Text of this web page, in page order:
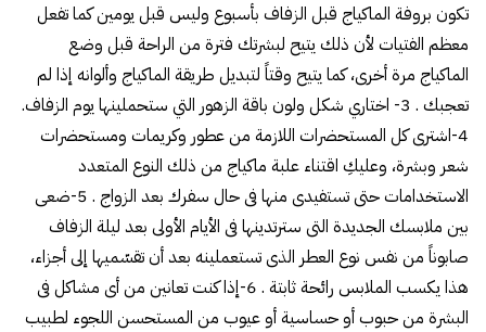
تكون بروفة الماكياج قبل الزفاف بأسبوع وليس قبل يومين كما تفعل
معظم الفتيات لأن ذلك يتيح لبشرتك فترة من الراحة قبل وضع
الماكياج مرة أخرى، كما يتيح وقتاً لتبديل طريقة الماكياج وألوانه إذا لم
تعجبك . 3- اختاري شكل ولون باقة الزهور التي ستحملينها يوم الزفاف.
4-اشترى كل المستحضرات اللازمة من عطور وكريمات ومستحضرات
شعر وبشرة، وعليكِ اقتناء علبة ماكياج من ذلك النوع المتعدد
الاستخدامات حتى تستفيدى منها فى حال سفرك بعد الزواج . 5-ضعى
بين ملابسك الجديدة التى سترتدينها فى الأيام الأولى بعد ليلة الزفاف
صابوناً من نفس نوع العطر الذى تستعملينه بعد أن تقسّميها إلى أجزاء،
هذا يكسب الملابس رائحة ثابتة . 6-إذا كنت تعانين من أى مشاكل فى
البشرة من حبوب أو حساسية أو عيوب من المستحسن اللجوء لطبيب